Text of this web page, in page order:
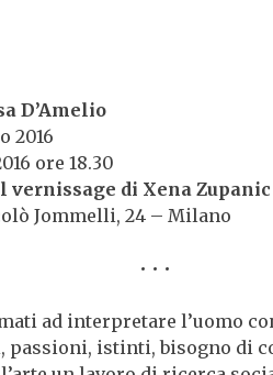
D’Amelio
2016
ore 18.30
vernissage di Xena Zupanic
Jommelli, 24 – Milano
• • •
ad interpretare l’uomo
passioni, istinti, bisogno di